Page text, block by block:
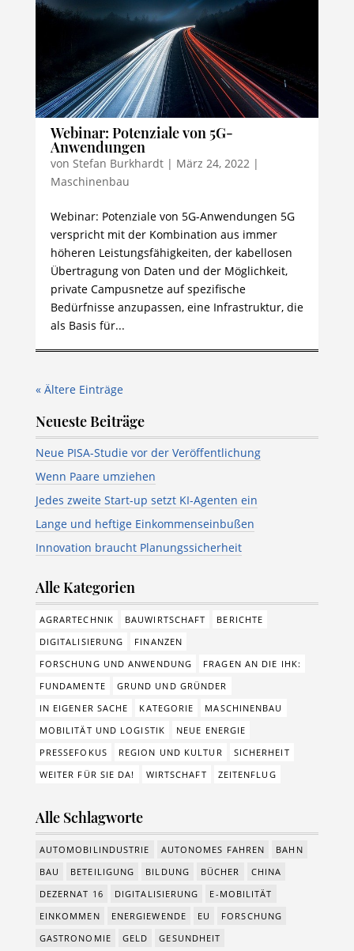
Webinar: Potenziale von 5G-
Anwendungen
von Stefan Burkhardt| März 24, 2022|
Maschinenbau
Webinar: Potenziale von 5G-Anwendungen 5G
verspricht mit der Kombination aus immer
höheren Leistungsfähigkeiten, der kabellosen
Übertragung von Daten und der Möglichkeit,
private Campusnetze auf spezifische
Bedürfnisse anzupassen, eine Infrastruktur, die
als Basis für...
« Ältere Einträge
Neueste Beiträge
Neue PISA-Studie vor der Veröffentlichung
Wenn Paare umziehen
Jedes zweite Start-up setzt KI-Agenten ein
Lange und heftige Einkommenseinbußen
Innovation braucht Planungssicherheit
Alle Kategorien
AGRARTECHNIK BAUWIRTSCHAFT
BERICHTE
DIGITALISIERUNG
FINANZEN
FORSCHUNG UND ANWENDUNG
FRAGEN AN DIE IHK:
FUNDAMENTE
GRUND UND GRÜNDER
IN EIGENER SACHE
KATEGORIE
MASCHINENBAU
MOBILITÄT UND LOGISTIK
NEUE ENERGIE
PRESSEFOKUS
REGION UND KULTUR
SICHERHEIT
WEITER FÜR SIE DA!
WIRTSCHAFT ZEITENFLUG
Alle Schlagworte
AUTOMOBILINDUSTRIE AUTONOMES FAHREN
BAHN
BAU
BETEILIGUNG BILDUNG BÜCHER
CHINA
DEZERNAT 16
DIGITALISIERUNG
E-MOBILITÄT
EINKOMMEN
ENERGIEWENDE EU
FORSCHUNG
GASTRONOMIE
GELD GESUNDHEIT